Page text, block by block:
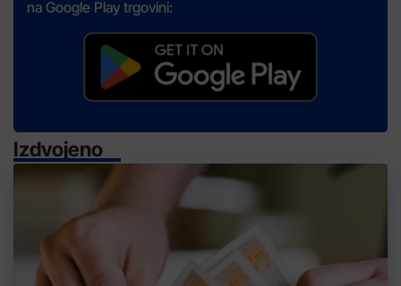
na Google Play trgovini:
Izdvojeno